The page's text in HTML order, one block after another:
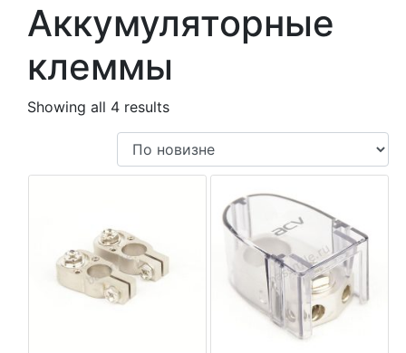
Аккумуляторные
клеммы
Showing all 4 results